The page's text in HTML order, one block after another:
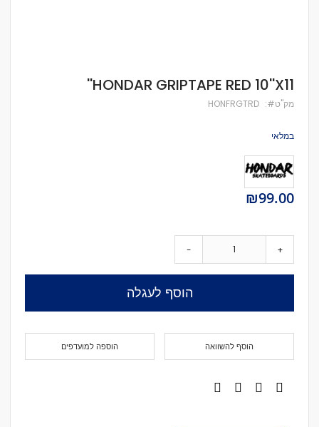
לדלג
להתחלה
של
HONDAR GRIPTAPE RED 10''X11''
מק''ט HONFRGTRD
במלאי
₪99.00
- +
הוסף לעגלה
הוספה למועדפים הוסף להשוואה